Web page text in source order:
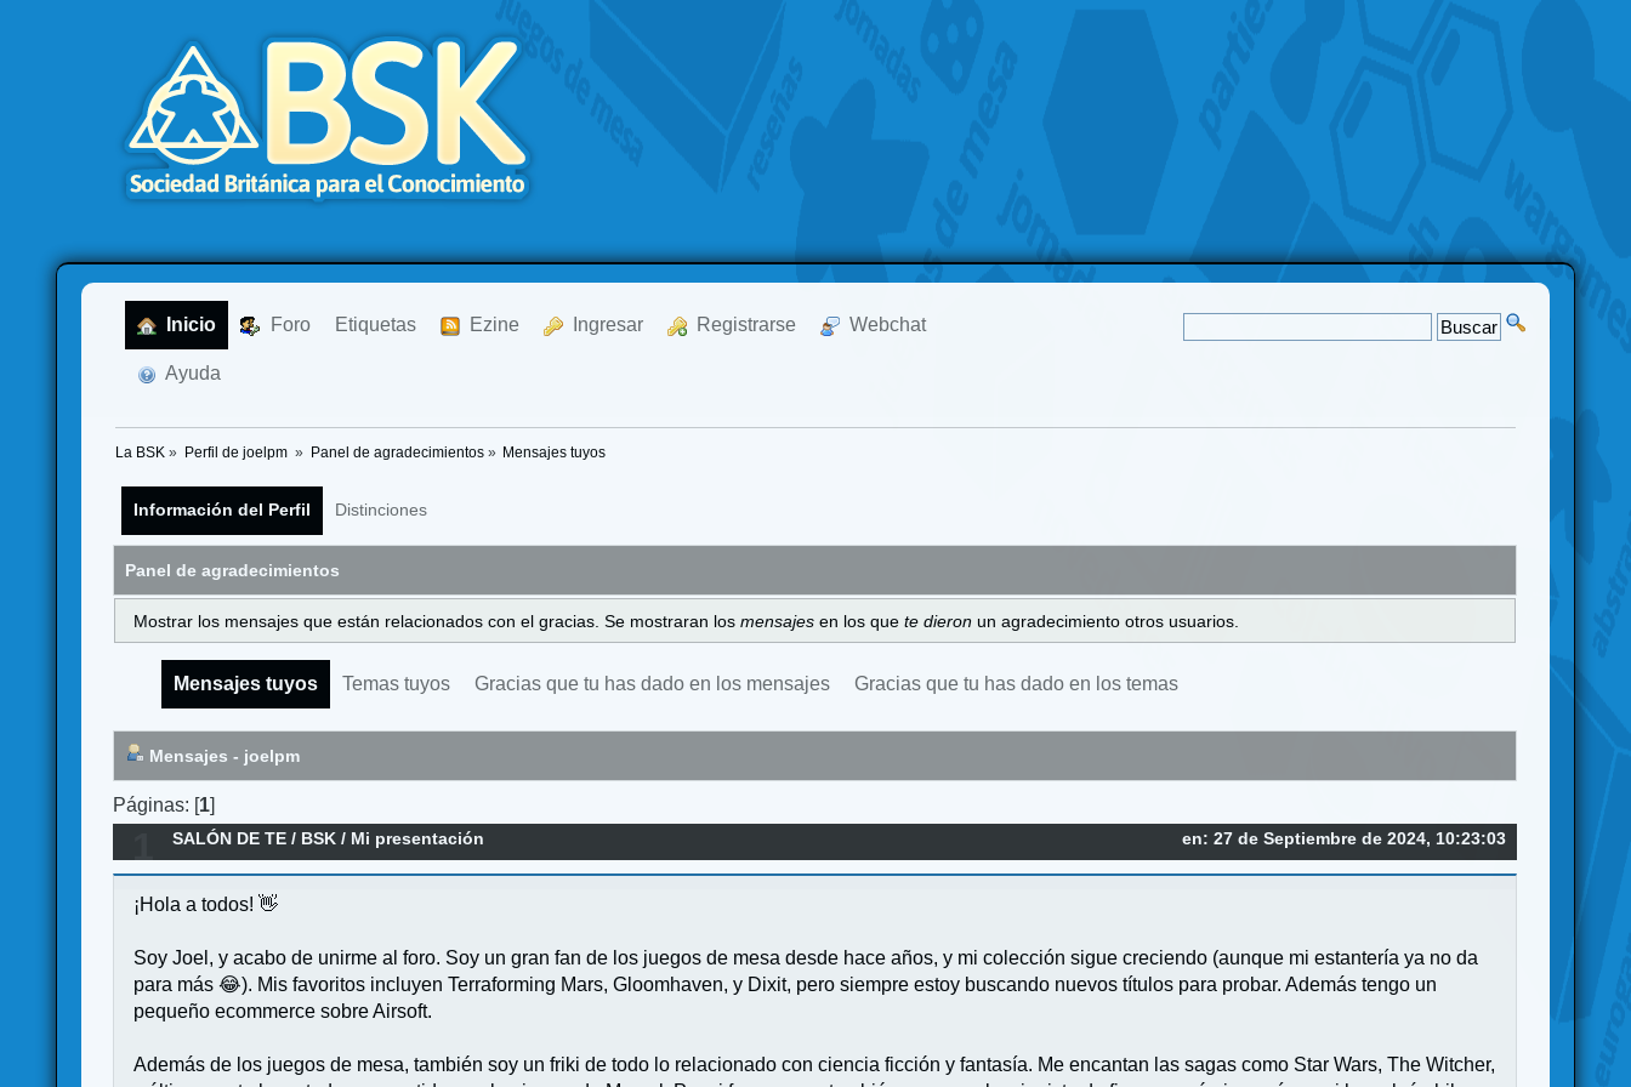
Inicio Foro Etiquetas Ezine Ingresar Registrarse Webchat
Ayuda
La BSK » Perfil de joelpm » Panel de agradecimientos» Mensajes tuyos
Información del Perfil Distinciones
Panel de agradecimientos
Mostrar los mensajes que están relacionados con el gracias. Se mostraran los mensajes en los que te dieron un agradecimiento otros usuarios.
Mensajes tuyos Temas tuyos Gracias que tu has dado en los mensajes Gracias que tu has dado en los temas
Mensajes - joelpm
Páginas: [1]
en: 27 de Septiembre de 2024, 10:23:03
SALÓN DE TE / BSK / Mi presentación
¡Hola a todos! 👋
Soy Joel, y acabo de unirme al foro. Soy un gran fan de los juegos de mesa desde hace años, y mi colección sigue creciendo (aunque mi estantería ya no da
para más 😂). Mis favoritos incluyen Terraforming Mars, Gloomhaven, y Dixit, pero siempre estoy buscando nuevos títulos para probar. Además tengo un
pequeño ecommerce sobre Airsoft.
Además de los juegos de mesa, también soy un friki de todo lo relacionado con ciencia ficción y fantasía. Me encantan las sagas como Star Wars, The Witcher,